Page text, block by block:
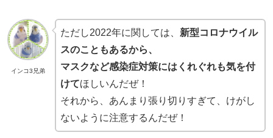
インコ3兄弟
ただし2022年に関しては、 新型コロナウイル
スのこともあるから、
マスクなど感染症対策にはくれぐれも気を付
けてほしいんだぜ！
それから、あんまり張り切りすぎて、けがし
ないように注意するんだぜ！